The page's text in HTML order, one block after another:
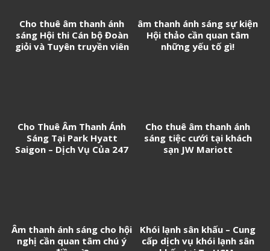
Cho thuê âm thanh ánh
sáng Hội thi Cán bộ Đoàn
giỏi và Tuyên truyền viên
âm thanh ánh sáng sự kiện
Hội thảo cần quan tâm
những yếu tố gì!
Cho Thuê Âm Thanh Ánh
Sáng Tại Park Hyatt
Saigon – Dịch Vụ Của 247
Cho thuê âm thanh ánh
sáng tiệc cưới tại khách
sạn JW Mariott
Âm thanh ánh sáng cho hội
nghị cần quan tâm chú ý
Khói lạnh sân khấu – Cung
cấp dịch vụ khói lạnh sân